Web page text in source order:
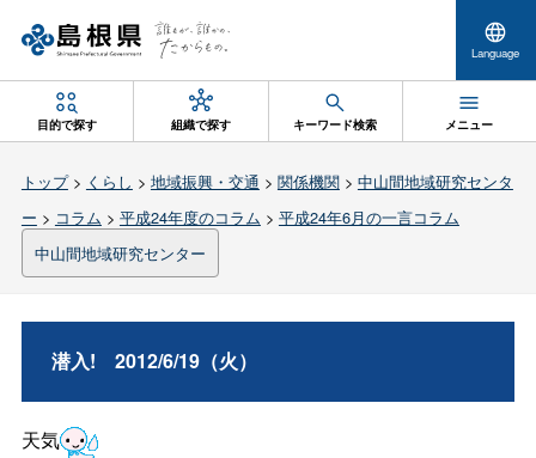
Language
目的で探す 組織で探す キーワード検索 メニュー
トップ> くらし > 地域振興・交通 > 関係機関> 中山間地域研究センタ
ー > コラム > 平成24年度のコラム > 平成24年6月の一言コラム
中山間地域研究センター
潜入! 2012/6/19（火）
天気